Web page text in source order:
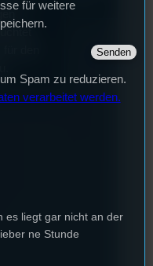
für weitere
Spam zu reduzieren.
verarbeitet werden.
es liegt gar nicht an der
ne Stunde